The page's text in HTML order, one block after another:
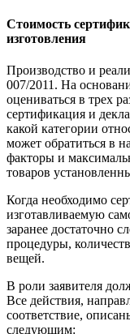
Стоимость
изготовления
Производство и
007/2011. На
оцениваться в трех
сертификация и
какой категории
может обратиться в
факторы и
товаров
Когда необходимо
изготавливаемую
заранее достаточно
процедуры,
вещей.
В роли заявителя
Все действия,
соответствие,
следующим: